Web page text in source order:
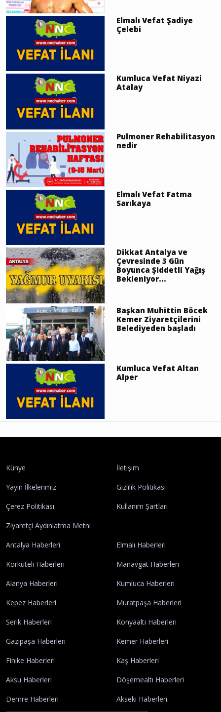
Elmalı Vefat Şadiye
Çelebi
Kumluca Vefat Niyazi
Atalay
Pulmoner Rehabilitasyon
nedir
Elmalı Vefat Fatma
Sarıkaya
Dikkat Antalya ve
Çevresinde 3 Gün
Boyunca Şiddetli Yağış
Bekleniyor...
Başkan Muhittin Böcek
Kemer Ziyaretçilerini
Belediyeden başladı
Kumluca Vefat Altan
Alper
Künye İletişim
Yayın İlkelerimiz Gizlilik Politikası
Çerez Politikası Kullanım Şartları
Ziyaretçi Aydınlatma Metni
Antalya Haberleri Elmalı Haberleri
Korkuteli Haberleri Manavgat Haberleri
Alanya Haberleri Kumluca Haberleri
Kepez Haberleri Muratpaşa Haberleri
Serik Haberleri Konyaaltı Haberleri
Gazipaşa Haberleri Kemer Haberleri
Finike Haberleri Kaş Haberleri
Aksu Haberleri Döşemealtı Haberleri
Demre Haberleri Akseki Haberleri